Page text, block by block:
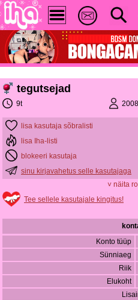
tegutsejad
9t
lisa kasutaja sõbralisti
lisa Iha-listi
blokeeri kasutaja
sinu kirjavahetus selle kasutajaga
˅ näita
Tee sellele kasutajale kingitus!
Konto tüüp
Sünniaeg
Riik
Elukoht